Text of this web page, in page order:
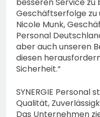
Geschäftserfolge zu
Nicole Munk,
Personal
aber auch unseren
diesen
Sicherheit.“
SYNERGIE
Qualität,
Das Unternehmen